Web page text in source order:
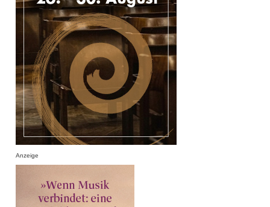
Anzeige